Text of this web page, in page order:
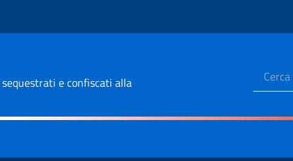
e confiscati alla